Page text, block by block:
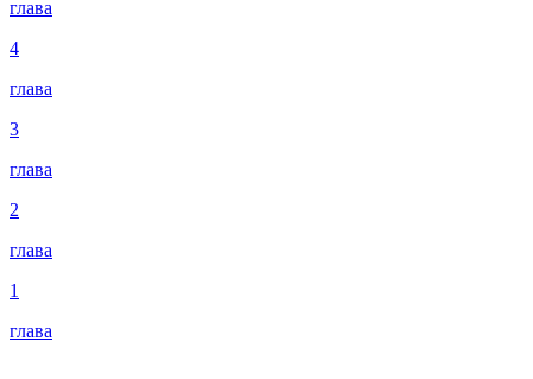
глава
4
глава
3
глава
2
глава
1
глава